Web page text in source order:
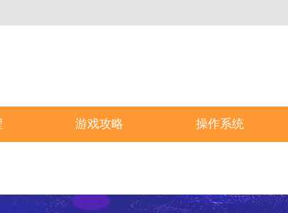
游戏攻略 操作系统